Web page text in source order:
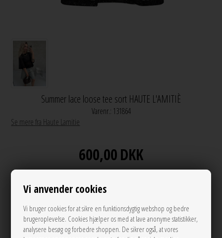
Vi anvender cookies
Vi bruger cookies for at sikre en funktionsdygtig webshop og bedre
brugeroplevelse. Cookies hjælper os med at lave anonyme statistikker,
analysere besøg og forbedre shoppen. De sikrer også, at vores
Summer lace loose tee sort HAUTE L'AMITIÈ
Varenr.: 131864
Se mere fra Haute Lamitie
600,00DKK